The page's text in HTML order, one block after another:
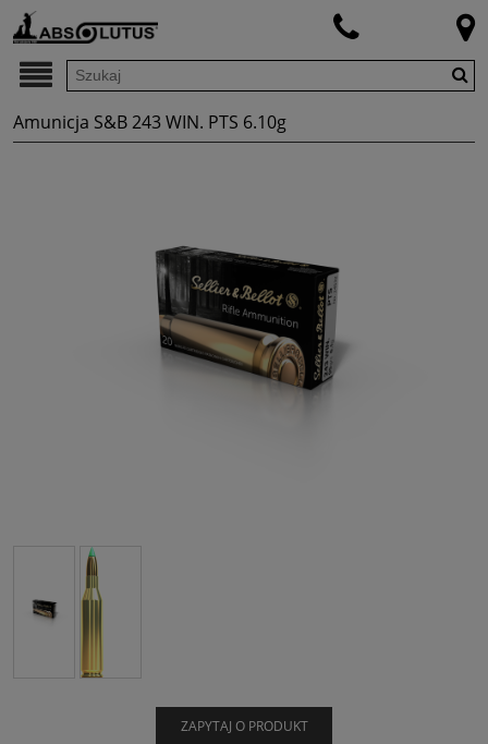
Amunicja S&B 243 WIN. PTS 6.10g
ZAPYTAJ O PRODUKT